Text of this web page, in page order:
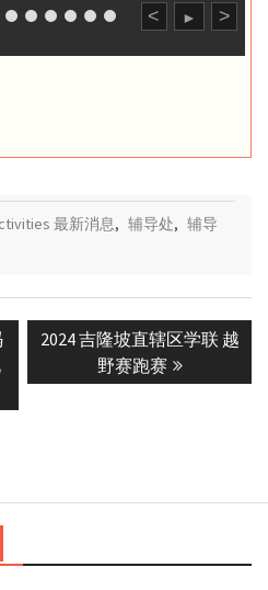
< ► >
最新消息, 辅导处, 辅导
Next
2024 吉隆坡直辖区学联 越
野赛跑赛